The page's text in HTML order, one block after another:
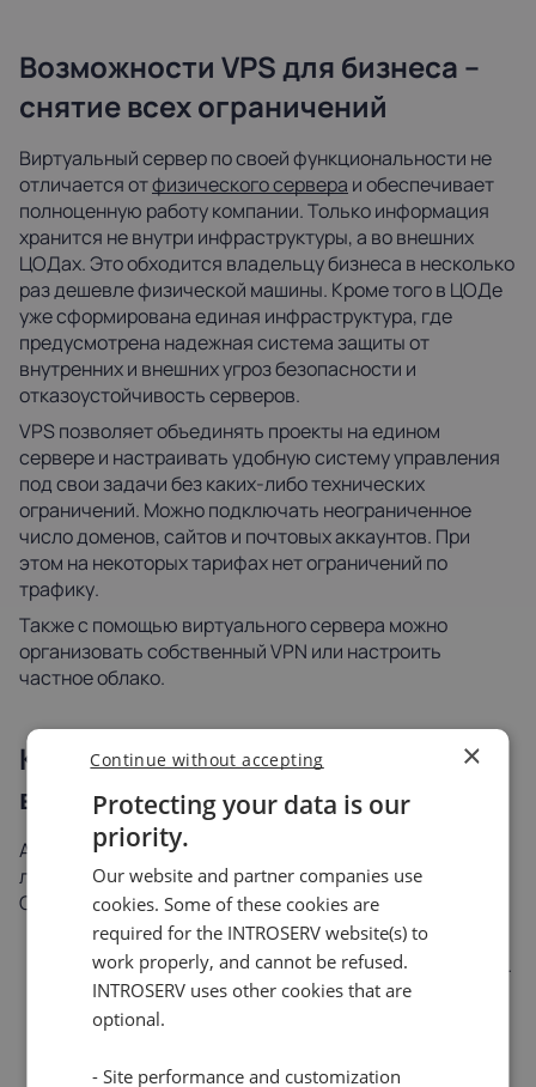
Возможности VPS для бизнеса –
снятие всех ограничений
Виртуальный сервер по своей функциональности не
отличается отфизического сервера и обеспечивает
полноценную работу компании. Только информация
хранится не внутри инфраструктуры, а во внешних
ЦОДах. Это обходится владельцу бизнеса в несколько
раз дешевле физической машины. Кроме того в ЦОДе
уже сформирована единая инфраструктура, где
предусмотрена надежная система защиты от
внутренних и внешних угроз безопасности и
отказоустойчивость серверов.
VPS позволяет объединять проекты на едином
сервере и настраивать удобную систему управления
под свои задачи без каких-либо технических
ограничений. Можно подключать неограниченное
число доменов, сайтов и почтовых аккаунтов. При
этом на некоторых тарифах нет ограничений по
трафику.
Также с помощью виртуального сервера можно
организовать собственный VPN или настроить
частное облако.
Кому подходит аренда
виртуального сервера?
Аудитория услуг аренды виртуальных серверов,
локализующихся за рубежом достаточно обширна.
Среди ключевых пользователей таких решений:
Владельцы e-commerce проектов с большой
посещаемостью и приемом платежей через сайт.
Владельцы нескольких виртуальных проектов,
для объединения их на одном сервере без
Стартапы и срочные проекты, где не требуется
×
Protecting your data is our
priority.
Our website and partner companies use
cookies. Some of these cookies are
required for the INTROSERV website(s) to
work properly, and cannot be refused.
INTROSERV uses other cookies that are
optional.
- Site performance and customization
Continue without accepting